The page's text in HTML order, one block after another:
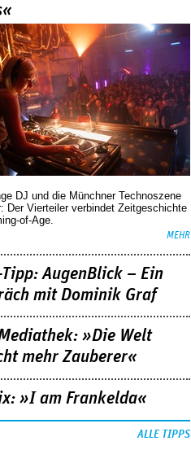
DJ und die Münchner Technoszene
Der Vierteiler verbindet Zeitgeschichte
of-Age.
MEHR
Tipp: AugenBlick – Ein
mit Dominik Graf
»Die Welt
mehr Zauberer«
»I am Frankelda«
ALLE TIPPS